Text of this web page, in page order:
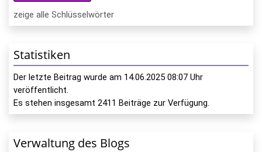
zeige alle Schlüsselwörter
Statistiken
Der letzte Beitrag wurde am 14.06.2025 08:07 Uhr
veröffentlicht.
Es stehen insgesamt 2411 Beiträge zur Verfügung.
Verwaltung des Blogs